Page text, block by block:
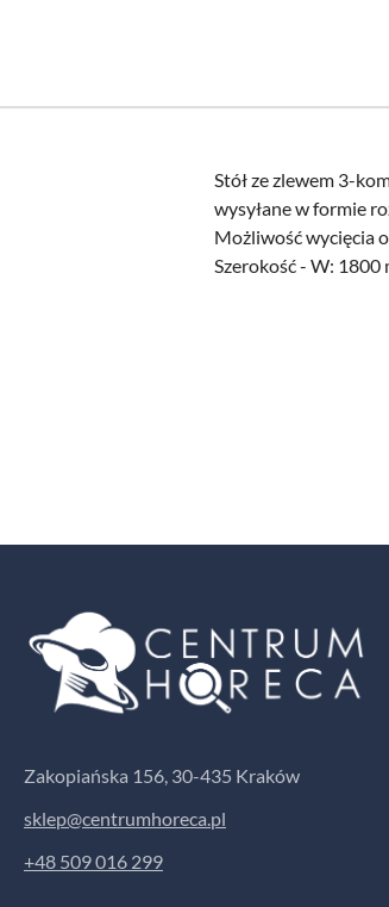
Stół ze zlewem 3-
wysyłane w formie
Możliwość wycięcia
Szerokość - W:
Zakopiańska 156, 30-435 Kraków
sklep@centrumhoreca.pl
+48 509 016 299